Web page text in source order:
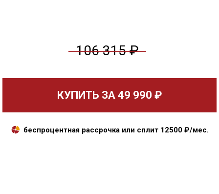
106 315 ₽
КУПИТЬ ЗА 49 990 ₽
беспроцентная рассрочка или сплит 12500₽/мес.